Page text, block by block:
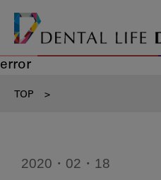
error
TOP >
2020・02・18